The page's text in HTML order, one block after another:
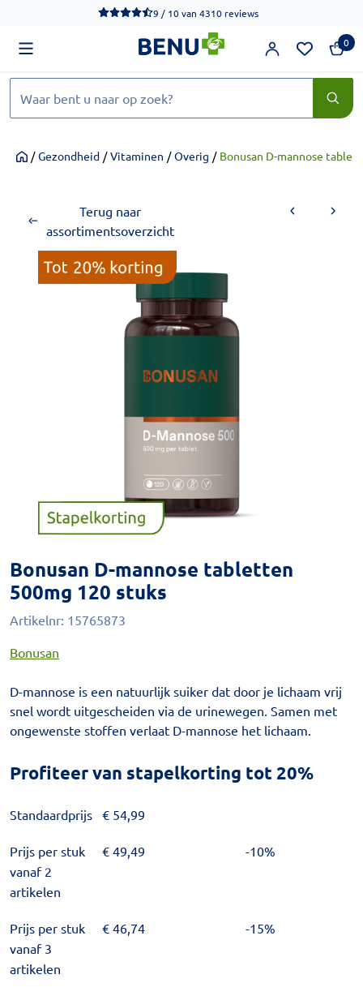
We werken momenteel hard aan het verbeteren van de
9 / 10van 4310 reviews
0
Home
/ Gezondheid / Vitaminen / Overig / Bonusan D-mannose
Terug naar
assortimentsoverzicht
Bonusan D-mannose tabletten
500mg 120 stuks
Artikelnr: 15765873
Bonusan
D-mannose is een natuurlijk suiker dat door je lichaam vrij
snel wordt uitgescheiden via de urinewegen. Samen met
ongewenste stoffen verlaat D-mannose het lichaam.
Profiteer van stapelkorting tot 20%
Standaardprijs € 54,99
Prijs per stuk
vanaf 2
artikelen
€ 49,49 -10%
Prijs per stuk
vanaf 3
artikelen
€ 46,74 -15%